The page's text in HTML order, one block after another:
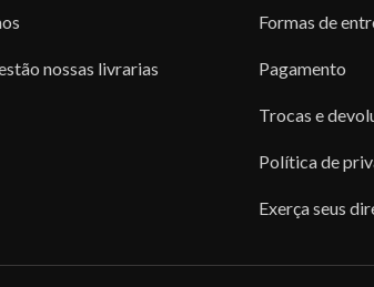
nossas livrarias
Formas de
Pagamento
Trocas e
Política de
Exerça seus